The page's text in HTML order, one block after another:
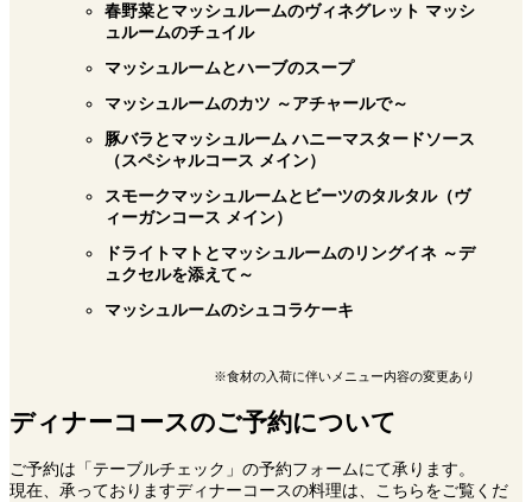
春野菜とマッシュルームのヴィネグレット マッシ
ュルームのチュイル
マッシュルームとハーブのスープ
マッシュルームのカツ ～アチャールで～
豚バラとマッシュルーム ハニーマスタードソース
（スペシャルコース メイン）
スモークマッシュルームとビーツのタルタル（ヴ
ィーガンコース メイン）
ドライトマトとマッシュルームのリングイネ ～デ
ュクセルを添えて～
マッシュルームのシュコラケーキ
※食材の入荷に伴いメニュー内容の変更あり
ディナーコースのご予約について
ご予約は「テーブルチェック」の予約フォームにて承ります。
現在、承っておりますディナーコースの料理は、こちらをご覧くだ